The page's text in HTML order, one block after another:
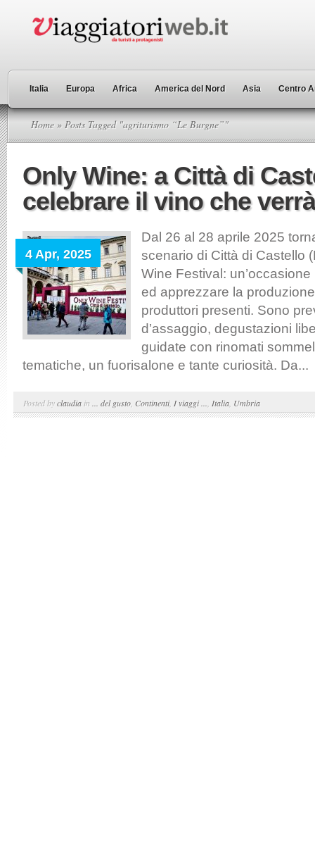
Italia Europa Africa America del Nord Asia Centro
Home » Posts Tagged "agriturismo “Le Burgne”"
Only Wine: a Città di
celebrare il vino che verrà
4 Apr, 2025
Dal 26 al 28 aprile 2025
scenario di Città di Castello
Wine Festival:
ed apprezzare la
produttori presenti. Sono
d’assaggio, degustazioni
guidate con rinomati
tematiche, un fuorisalone e tante curiosità. Da...
Posted byclaudia in ... del gusto Continenti, I viaggi ... Italia Umbria